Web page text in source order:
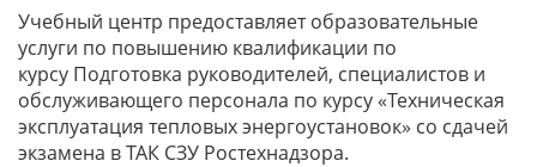
Учебный центр предоставляет образовательные
услуги по повышению квалификации по
курсу Подготовка руководителей, специалистов и
обслуживающего персонала по курсу «Техническая
эксплуатация тепловых энергоустановок» со сдачей
экзамена в ТАК СЗУ Ростехнадзора.